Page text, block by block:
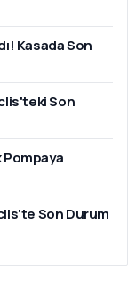
Kasada Son
Son
Son Durum